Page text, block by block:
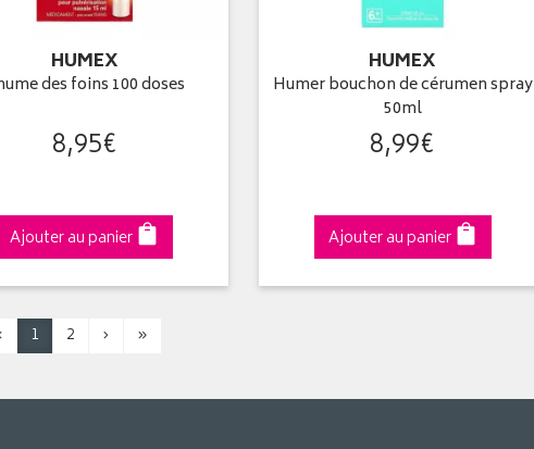
HUMEX
des foins 100 doses
8,95€
Ajouter au panier
HUMEX
Humer bouchon de cérumen spray
50ml
8,99€
Ajouter au panier
1 2 › »